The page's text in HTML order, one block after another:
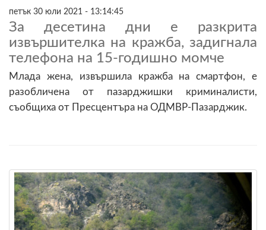
петък 30 юли 2021 - 13:14:45
За десетина дни е разкрита
извършителка на кражба, задигнала
телефона на 15-годишно момче
Млада жена, извършила кражба на смартфон, е
разобличена от пазарджишки криминалисти,
съобщиха от Пресцентъра на ОДМВР-Пазарджик.